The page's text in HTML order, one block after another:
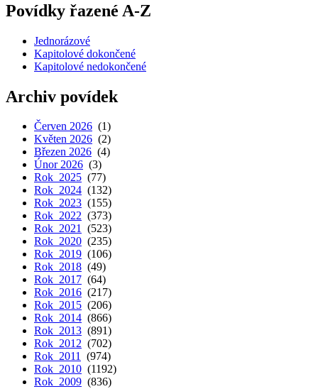
Povídky řazené A-Z
Jednorázové
Kapitolové dokončené
Kapitolové nedokončené
Archiv povídek
Červen 2026 (1)
Květen 2026 (2)
Březen 2026 (4)
Únor 2026 (3)
Rok 2025 (77)
Rok 2024 (132)
Rok 2023 (155)
Rok 2022 (373)
Rok 2021 (523)
Rok 2020 (235)
Rok 2019 (106)
Rok 2018 (49)
Rok 2017 (64)
Rok 2016 (217)
Rok 2015 (206)
Rok 2014 (866)
Rok 2013 (891)
Rok 2012 (702)
Rok 2011 (974)
Rok 2010 (1192)
Rok 2009 (836)